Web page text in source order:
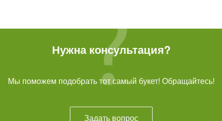
Нужна консультация?
Мы поможем подобрать тот самый букет! Обращайтесь!
Задать вопрос